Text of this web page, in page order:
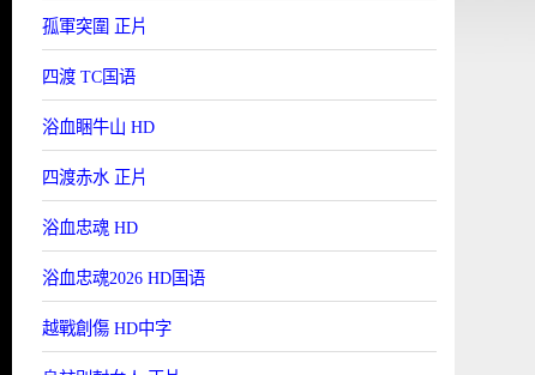
孤軍突圍 正片
四渡 TC国语
浴血睏牛山 HD
四渡赤水 正片
浴血忠魂 HD
浴血忠魂2026 HD国语
越戰創傷 HD中字